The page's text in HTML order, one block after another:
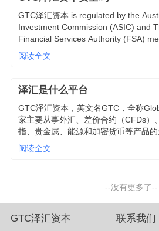
GTC泽汇资本 is regulated by the
Investment Commission (ASIC) and
Financial Services Authority (FSA)
requirements. All client funds are held
trust accounts with top Australian
purposes.
阅读全文
泽汇是什么平台
GTC泽汇资本，英文名GTC，全称
家主要从事外汇、差价合约（CFDs）
指、贵金属、能源和加密货币等产品的
是一家的国际互联网券商。GTC泽汇
业团队创建，在伦敦、纽约、迪拜等多
阅读全文
--没有更多了--
GTC泽汇资本 联系我们